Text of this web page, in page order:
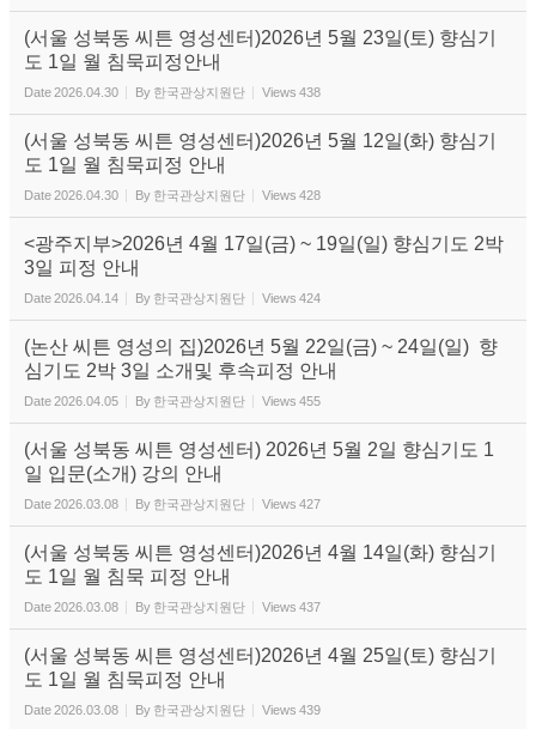
(서울 성북동 씨튼 영성센터)2026년 5월 23일(토) 향심기
도 1일 월 침묵피정안내
Date2026.04.30 By 한국관상지원단 Views 438
(서울 성북동 씨튼 영성센터)2026년 5월 12일(화) 향심기
도 1일 월 침묵피정 안내
Date2026.04.30 By 한국관상지원단 Views 428
<광주지부>2026년 4월 17일(금) ~ 19일(일) 향심기도 2박
3일 피정 안내
Date2026.04.14 By 한국관상지원단 Views 424
(논산 씨튼 영성의 집)2026년 5월 22일(금) ~ 24일(일) 향
심기도 2박 3일 소개및 후속피정 안내
Date2026.04.05 By 한국관상지원단 Views 455
(서울 성북동 씨튼 영성센터) 2026년 5월 2일 향심기도 1
일 입문(소개) 강의 안내
Date2026.03.08 By 한국관상지원단 Views 427
(서울 성북동 씨튼 영성센터)2026년 4월 14일(화) 향심기
도 1일 월 침묵 피정 안내
Date2026.03.08 By 한국관상지원단 Views 437
(서울 성북동 씨튼 영성센터)2026년 4월 25일(토) 향심기
도 1일 월 침묵피정 안내
Date2026.03.08 By 한국관상지원단 Views 439